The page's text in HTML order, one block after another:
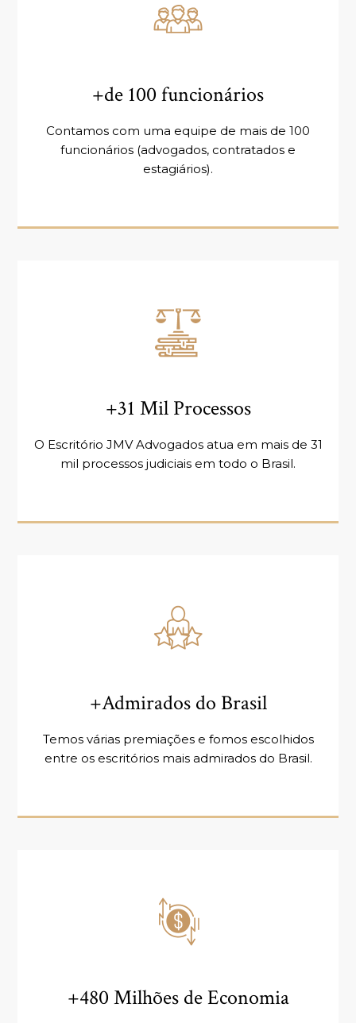
+de 100 funcionários
Contamos com uma equipe de mais de 100
funcionários (advogados, contratados e
estagiários).
+31 Mil Processos
O Escritório JMV Advogados atua em mais de 31
mil processos judiciais em todo o Brasil.
+Admirados do Brasil
Temos várias premiações e fomos escolhidos
entre os escritórios mais admirados do Brasil.
+480 Milhões de Economia